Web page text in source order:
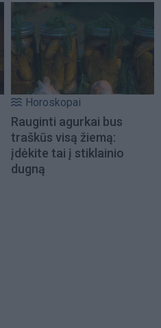
Horoskopai
Rauginti agurkai bus
traškūs visą žiemą:
įdėkite tai į stiklainio
dugną